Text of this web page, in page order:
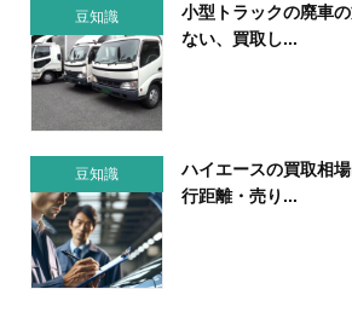
豆知識
小型トラックの廃車
ない、買取し...
豆知識
ハイエースの買取相
行距離・売り...